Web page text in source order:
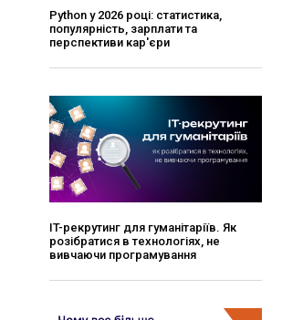
Python у 2026 році: статистика,
популярність, зарплати та
перспективи кар'єри
ІT-рекрутинг для гуманітаріїв. Як
розібратися в технологіях, не
вивчаючи програмування